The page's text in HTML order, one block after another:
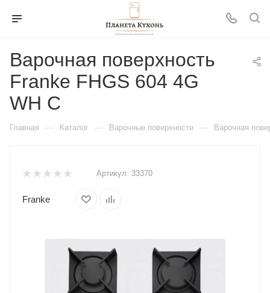
Варочная поверхность
Franke FHGS 604 4G
WH C
Главная — Каталог — Варочные поверхности — Варочная
Артикул: 33370
Franke